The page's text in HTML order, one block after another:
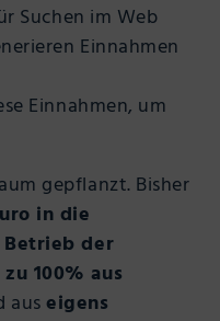
Suchen im Web
Einnahmen
Einnahmen, um
gepflanzt. Bisher
in die
Betrieb der
100% aus
auseigens